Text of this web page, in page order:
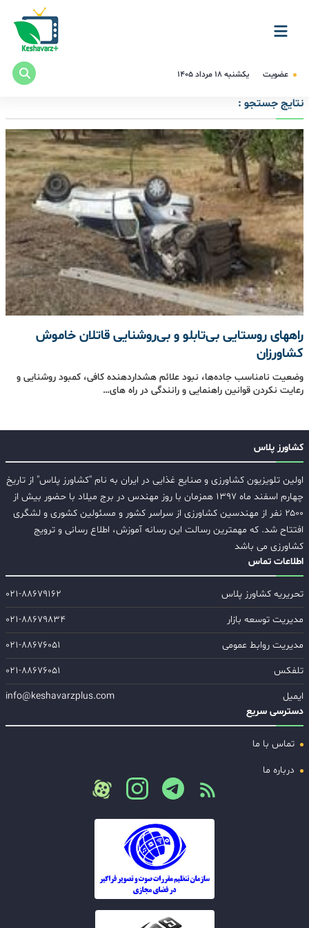
عضویت یکشنبه ۱۸ مرداد ۱۴۰۵
نتایج جستجو :
راههای روستایی بی‌تابلو و بی‌روشنایی قاتلان خاموش
کشاورزان
وضعیت نامناسب جاده‌ها، نبود علائم هشداردهنده کافی، کمبود روشنایی و
رعایت نکردن قوانین راهنمایی و رانندگی در راه های…
کشاورز پلاس
اولین تلویزیون کشاورزی و صنایع غذایی در ایران به نام "کشاورز پلاس" از تاریخ
چهارم اسفند ماه ۱۳۹۷ همزمان با روز مهندس در برج میلاد با حضور بیش از
۲۵۰۰ نفر از مهندسین کشاورزی از سراسر کشور و مسئولین کشوری و لشگری
افتتاح شد. که مهمترین رسالت این رسانه آموزش، اطلاع رسانی و ترویج
کشاورزی می باشد
اطلاعات تماس
تحریریه کشاورز پلاس
۰۲۱-۸۸۶۷۹۱۶۲
مدیریت توسعه بازار
۰۲۱-۸۸۶۷۹۸۳۴
مدیریت روابط عمومی
۰۲۱-۸۸۶۷۶۰۵۱
تلفکس
۰۲۱-۸۸۶۷۶۰۵۱
ایمیل
info@keshavarzplus.com
دسترسی سریع
تماس با ما
درباره ما